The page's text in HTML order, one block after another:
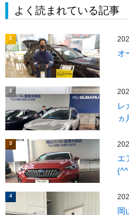
よく読まれている記事
1
オ
2
レ
ヵ
3
エ
4
岡